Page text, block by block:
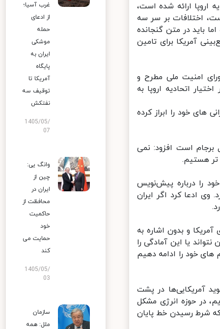
ارائه شده است،
اختلافات بر سر سه
باید در متن گنجانده
آمریکا برای تامین
امنیت ملی مطرح و
به صورت مکتوب در اختیار اتحادیه اروپا به
خود را ابراز کرده
است افزود:‌ نمی
هستیم.
را درباره پیش‌نویس
ادعا کرد اگر ایران
و بدون اشاره به
یا این آمادگی را
خود را ادامه دهیم
آمریکایی‌ها در پشت
در حوزه انرژی مشکل
شرط رسیدن خط پایان
غرب آسیا؛
از ادعای
حمله
موشکی
ایران به
پایگاه
آمریکا تا
توقیف سه
نفتکش
1405/05/
07
وانگ یی:
چین از
ایران در
محافظت از
حاکمیت
خود
حمایت می
کند
1405/05/
03
سازمان
ملل: همه